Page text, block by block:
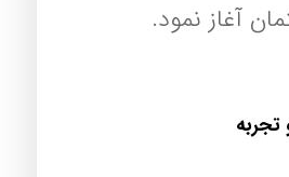
آغاز نمود.